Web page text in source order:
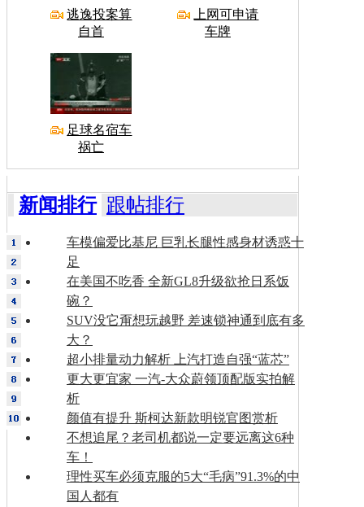
逃逸投案算
自首
上网可申请
车牌
足球名宿车
祸亡
新闻排行 跟帖排行
车模偏爱比基尼 巨乳长腿性感身材诱惑十
足
在美国不吃香 全新GL8升级欲抢日系饭
碗？
SUV没它甭想玩越野 差速锁神通到底有多
大？
超小排量动力解析 上汽打造自强“蓝芯”
更大更宜家 一汽-大众蔚领顶配版实拍解
析
颜值有提升 斯柯达新款明锐官图赏析
不想追尾？老司机都说一定要远离这6种
车！
理性买车必须克服的5大“毛病”91.3%的中
国人都有